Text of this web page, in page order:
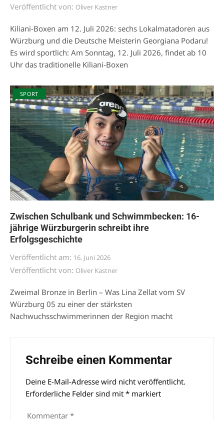
Veröffentlicht von: Oliver Kastner
Kiliani-Boxen am 12. Juli 2026: sechs Lokalmatadoren aus
Würzburg und die Deutsche Meisterin Georgiana Podaru!
Es wird sportlich: Am Sonntag, 12. Juli 2026, findet ab 10
Uhr das traditionelle Kiliani-Boxen
SPORT
Zwischen Schulbank und Schwimmbecken: 16-
jährige Würzburgerin schreibt ihre
Erfolgsgeschichte
Veröffentlicht am: 16. Juni 2026
Veröffentlicht von: Oliver Kastner
Zweimal Bronze in Berlin – Was Lina Zellat vom SV
Würzburg 05 zu einer der stärksten
Nachwuchsschwimmerinnen der Region macht
Schreibe einen Kommentar
Deine E-Mail-Adresse wird nicht veröffentlicht.
Erforderliche Felder sind mit * markiert
Kommentar *
Alternative: